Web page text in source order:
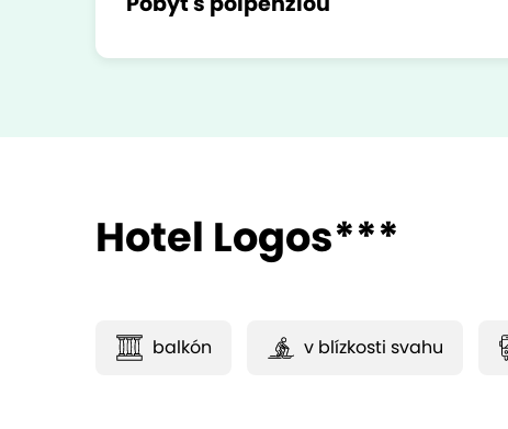
Hotel Logos***
balkón v blízkosti svahu